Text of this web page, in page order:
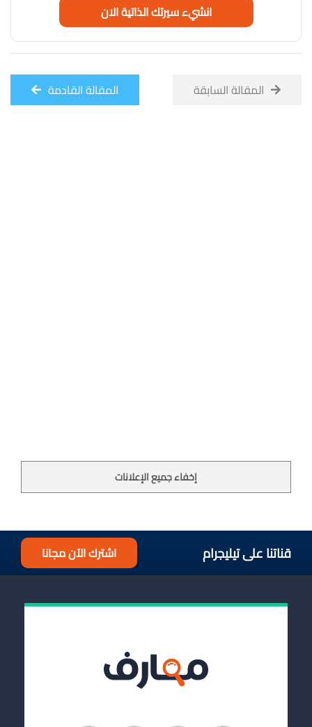
انشيء سيرتك الذاتية الان
المقالة السابقة المقالة القادمة
إخفاء جميع الإعلانات
قناتنا على تيليجرام اشترك الآن مجانا